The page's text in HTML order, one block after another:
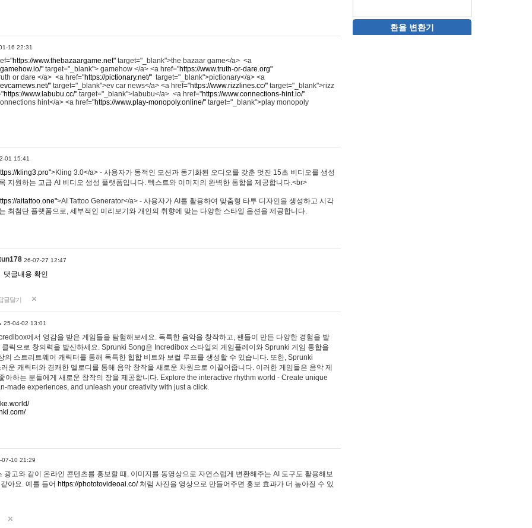
16 22:31
https://www.thebazaargame.net" target="_blank">the bazaar game</a> <a
" target="_blank"> gamehow </a> <a href="https://www.truth-or-dare.org"
or dare </a> <a href="https://pictionary.net/" target="_blank">pictionary</a> <a
" target="_blank">ev car news</a> <a href="https://www.rizzlines.cc/" target="_blank">rizz
https://www.labubu.cc/" target="_blank">labubu</a> <a href="https://www.connections-hint.io/"
hint</a> <a href="https://www.play-monopoly.online/" target="_blank">play monopoly
01 15:41
kling3.pro">Kling 3.0</a> - 사용자가 동적인 모션과 동기화된 오디오를 갖춘 멋진 15초 비디오를 생성
지원하는 고급 AI 비디오 생성 플랫폼입니다. 텍스트와 이미지의 완벽한 통합을 제공합니다.<br>
aitattoo.one">AI Tattoo Generator</a> - 사용자가 AI를 활용하여 맞춤형 타투 디자인을 생성하고 시각
최첨단 플랫폼으로, 세부적인 미리보기와 개인의 취향에 맞는 다양한 스타일 옵션을 제공합니다.
26-07-27 12:47
댓글내용 확인
글달기
25-04-02 13:01
에서 영감을 받은 게임들을 탐험해보세요. 독특한 음악을 창작하고, 팬들이 만든 다양한 경험을 발
클릭으로 창의력을 발산하세요. Sprunki Song은 Incredibox 스타일의 게임플레이와 Sprunki 게임 통합을
의 스트리트웨어 캐릭터를 통해 독특한 힙합 비트와 보컬 루프를 생성할 수 있습니다. 또한, Sprunki
운 캐릭터와 경쾌한 멜로디를 통해 음악 창작을 새로운 차원으로 이끌어줍니다. 이러한 게임들은 음악 제
아하는 분들에게 새로운 창작의 장을 제공합니다. Explore the interactive rhythm world - Create unique
made experiences, and unleash your creativity with just a click.
07-10 21:29
광고와 같이 온라인 콘텐츠를 홍보할 때, 이미지를 동영상으로 자연스럽게 변환해주는 AI 도구도 활용해보
아요. 예를 들어 https://phototovideoai.co/처럼 사진을 영상으로 만들어주면 홍보 효과가 더 높아질 수 있
환율 변환기